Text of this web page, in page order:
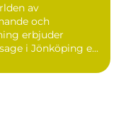
av
och
erbjuder
i Jönköping e...